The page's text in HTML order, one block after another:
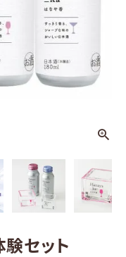
セット